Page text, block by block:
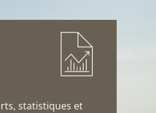
statistiques et